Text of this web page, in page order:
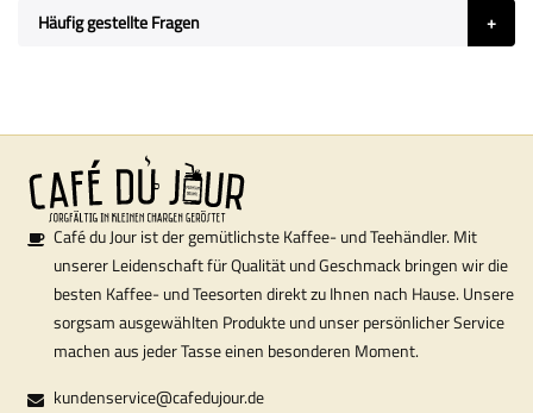
Häufig gestellte Fragen
Café du Jour ist der gemütlichste Kaffee- und Teehändler. Mit
unserer Leidenschaft für Qualität und Geschmack bringen wir die
besten Kaffee- und Teesorten direkt zu Ihnen nach Hause. Unsere
sorgsam ausgewählten Produkte und unser persönlicher Service
machen aus jeder Tasse einen besonderen Moment.
kundenservice@cafedujour.de